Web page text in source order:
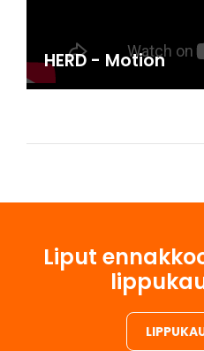
HERD - Motion
Liput